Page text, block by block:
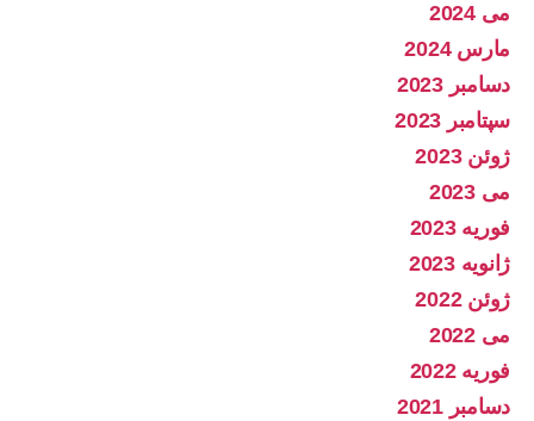
می 2024
مارس 2024
دسامبر 2023
سپتامبر 2023
ژوئن 2023
می 2023
فوریه 2023
ژانویه 2023
ژوئن 2022
می 2022
فوریه 2022
دسامبر 2021